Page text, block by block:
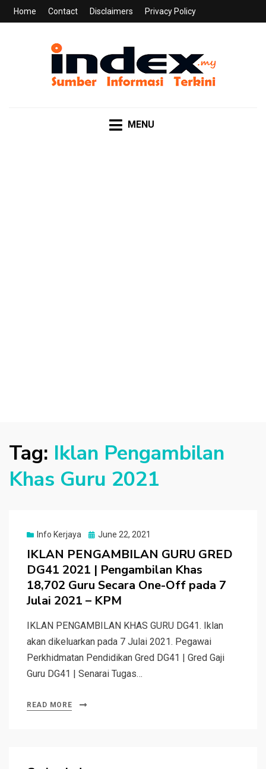
Home Contact Disclaimers Privacy Policy
MENU
Tag: Iklan Pengambilan
Khas Guru 2021
Info Kerjaya
Posted
June 22, 2021
IKLAN PENGAMBILAN GURU GRED
DG41 2021 | Pengambilan Khas
18,702 Guru Secara One-Off pada 7
Julai 2021 – KPM
IKLAN PENGAMBILAN KHAS GURU DG41. Iklan
akan dikeluarkan pada 7 Julai 2021. Pegawai
Perkhidmatan Pendidikan Gred DG41 | Gred Gaji
Guru DG41 | Senarai Tugas…
READ MORE